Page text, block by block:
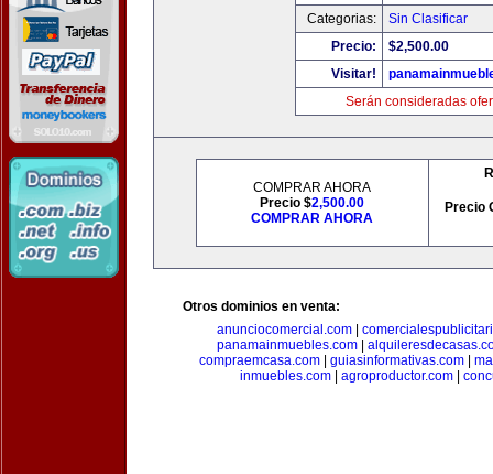
Categorias:
Sin Clasificar
Precio:
$2,500.00
Visitar!
Serán consideradas
COMPRAR AHORA
Precio $2,500.00
COMPRAR AHORA
Precio
Otros dominios en venta:
anunciocomercial.com
panamainmuebles.com|
compraemcasa.com
guiasinformativas.com
inmuebles.com
agroproductor.com